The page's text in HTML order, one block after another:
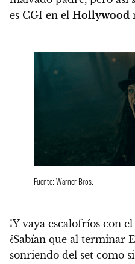
es CGI en el Hollywood
Fuente: Warner Bros.
¡Y vaya escalofríos con
¿Sabían que al terminar
sonriendo del set como